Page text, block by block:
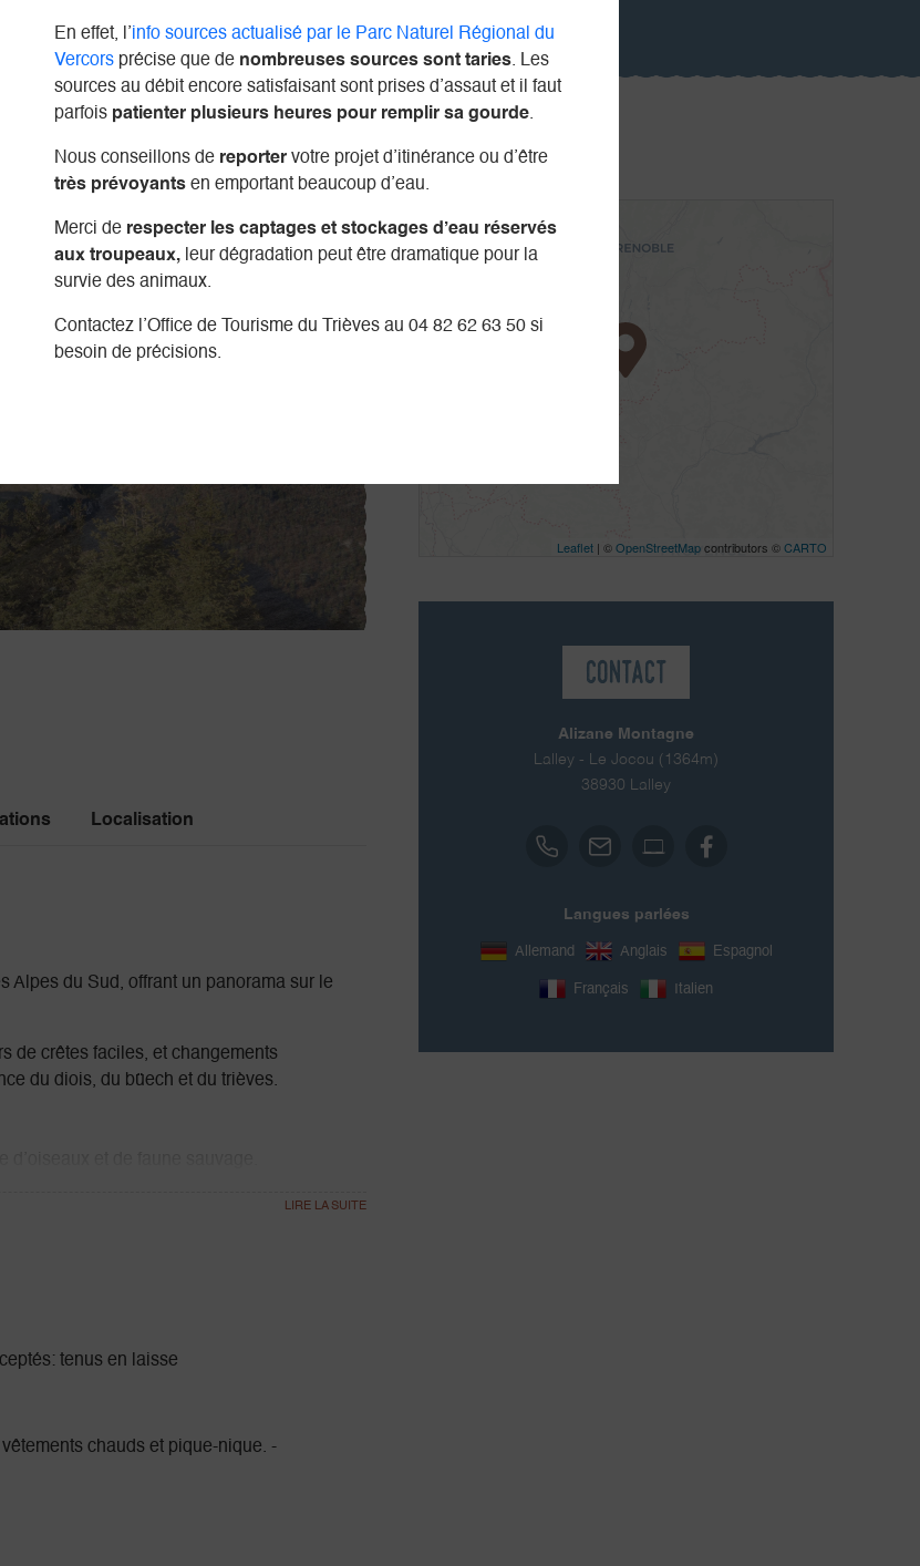
Localisation
Alpes du Sud, offrant un panorama sur le
de crêtes faciles, et changements
du diois, du büech et du trièves.
tenus en laisse
chauds et pique-nique. -
+
-
Leaflet | ©OpenStreetMapcontributors ©CARTO
Contact
Alizane Montagne
Lalley - Le Jocou (1364m)
38930 Lalley
Langues parlées
Allemand Anglais Espagnol
Français Italien
En effet, l’ info sources actualisé par le Parc Naturel Régional du
Vercors précise que de nombreuses sources sont taries. Les
sources au débit encore satisfaisant sont prises d’assaut et il faut
parfois patienter plusieurs heures pour remplir sa gourde.
Nous conseillons de reporter votre projet d’itinérance ou d’être
très prévoyants en emportant beaucoup d’eau.
Merci de respecter les captages et stockages d’eau réservés
aux troupeaux, leur dégradation peut être dramatique pour la
survie des animaux.
Contactez l’Office de Tourisme du Trièves au 04 82 62 63 50 si
besoin de précisions.